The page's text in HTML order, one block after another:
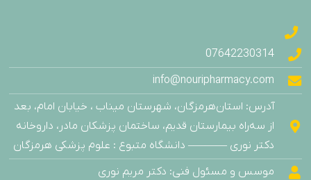
07642230314
info@nouripharmacy.com
آدرس: استان‌هرمزگان، شهرستان میناب ، خیابان امام، بعد
از سه‌راه بیمارستان قدیم، ساختمان پزشکان مادر، داروخانه
دکتر نوری ———– دانشگاه متبوع : علوم پزشکی هرمزگان
موسس و مسئول فنی: دکتر مریم نوری